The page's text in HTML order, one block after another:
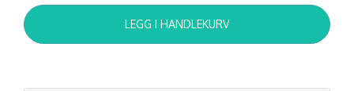
LEGG I HANDLEKURV